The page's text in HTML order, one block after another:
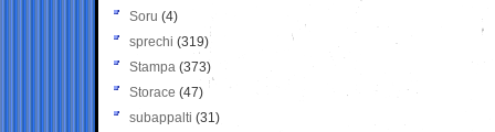
Soru (4)
sprechi (319)
Stampa (373)
Storace (47)
subappalti (31)